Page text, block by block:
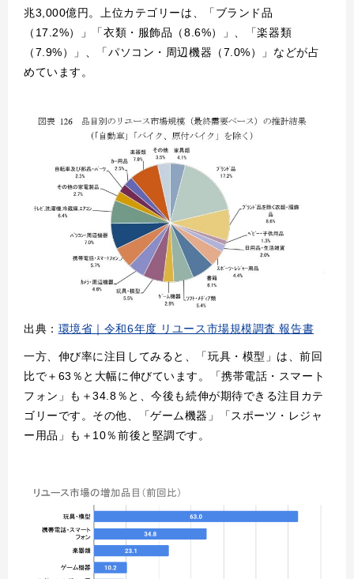
兆3,000億円。上位カテゴリーは、「ブランド品
（17.2%）」「衣類・服飾品（8.6%）」、「楽器類
（7.9%）」、「パソコン・周辺機器（7.0%）」などが占
めています。
出典： 環境省｜令和6年度 リユース市場規模調査 報告書
一方、伸び率に注目してみると、「玩具・模型」は、前回
比で＋63％と大幅に伸びています。「携帯電話・スマート
フォン」も＋34.8％と、今後も続伸が期待できる注目カテ
ゴリーです。その他、「ゲーム機器」「スポーツ・レジャ
ー用品」も＋10％前後と堅調です。